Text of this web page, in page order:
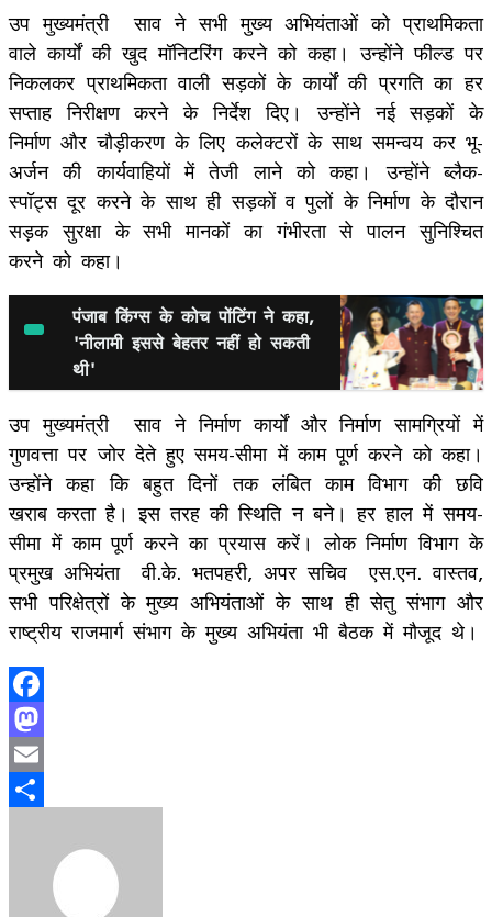
उप मुख्यमंत्री साव ने सभी मुख्य अभियंताओं को प्राथमिकता
वाले कार्यों की खुद मॉनिटरिंग करने को कहा। उन्होंने फील्ड पर
निकलकर प्राथमिकता वाली सड़कों के कार्यों की प्रगति का हर
सप्ताह निरीक्षण करने के निर्देश दिए। उन्होंने नई सड़कों के
निर्माण और चौड़ीकरण के लिए कलेक्टरों के साथ समन्वय कर भू-
अर्जन की कार्यवाहियों में तेजी लाने को कहा। उन्होंने ब्लैक-
स्पॉट्स दूर करने के साथ ही सड़कों व पुलों के निर्माण के दौरान
सड़क सुरक्षा के सभी मानकों का गंभीरता से पालन सुनिश्चित
करने को कहा।
पंजाब किंग्स के कोच पोंटिंग ने कहा,
'नीलामी इससे बेहतर नहीं हो सकती
थी'
उप मुख्यमंत्री साव ने निर्माण कार्यों और निर्माण सामग्रियों में
गुणवत्ता पर जोर देते हुए समय-सीमा में काम पूर्ण करने को कहा।
उन्होंने कहा कि बहुत दिनों तक लंबित काम विभाग की छवि
खराब करता है। इस तरह की स्थिति न बने। हर हाल में समय-
सीमा में काम पूर्ण करने का प्रयास करें। लोक निर्माण विभाग के
प्रमुख अभियंता वी.के. भतपहरी, अपर सचिव एस.एन. वास्तव,
सभी परिक्षेत्रों के मुख्य अभियंताओं के साथ ही सेतु संभाग और
राष्ट्रीय राजमार्ग संभाग के मुख्य अभियंता भी बैठक में मौजूद थे।
Facebook
Mastodon
Email